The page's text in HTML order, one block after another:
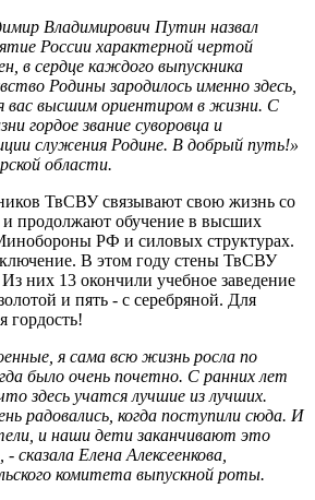
Владимирович Путин назвал
России характерной чертой
в сердце каждого выпускника
Родины зародилось именно здесь,
вас высшим ориентиром в жизни. С
гордое звание суворовца и
служения Родине. В добрый путь!»
области.
ТвСВУ связывают свою жизнь со
и продолжают обучение в высших
РФ и силовых структурах.
В этом году стены ТвСВУ
них 13 окончили учебное заведение
и пять - с серебряной. Для
гордость!
я сама всю жизнь росла по
было очень почетно. С ранних лет
здесь учатся лучшие из лучших.
радовались, когда поступили сюда. И
и наши дети заканчивают это
сказала Елена Алексеенкова,
комитета выпускной роты.